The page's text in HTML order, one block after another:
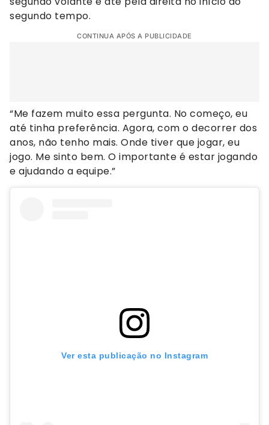
segundo tempo.
CONTINUA APÓS A PUBLICIDADE
“Me fazem muito essa pergunta. No começo, eu
até tinha preferência. Agora, com o decorrer dos
anos, não tenho mais. Onde tiver que jogar, eu
jogo. Me sinto bem. O importante é estar jogando
e ajudando a equipe.”
Ver esta publicação no Instagram